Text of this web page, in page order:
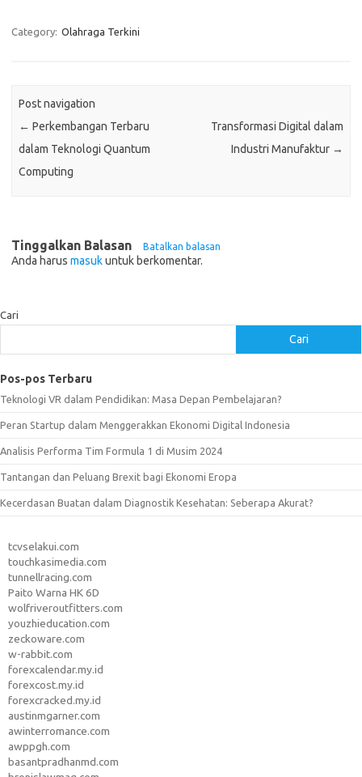
Category: Olahraga Terkini
Post navigation
← Perkembangan Terbaru
dalam Teknologi Quantum
Computing
Transformasi Digital dalam
Industri Manufaktur →
Tinggalkan Balasan Batalkan balasan
Anda harus masukuntuk berkomentar.
Cari
Cari
Pos-pos Terbaru
Teknologi VR dalam Pendidikan: Masa Depan Pembelajaran?
Peran Startup dalam Menggerakkan Ekonomi Digital Indonesia
Analisis Performa Tim Formula 1 di Musim 2024
Tantangan dan Peluang Brexit bagi Ekonomi Eropa
Kecerdasan Buatan dalam Diagnostik Kesehatan: Seberapa Akurat?
tcvselakui.com
touchkasimedia.com
tunnellracing.com
Paito Warna HK 6D
wolfriveroutfitters.com
youzhieducation.com
zeckoware.com
w-rabbit.com
forexcalendar.my.id
forexcost.my.id
forexcracked.my.id
austinmgarner.com
awinterromance.com
awppgh.com
basantpradhanmd.com